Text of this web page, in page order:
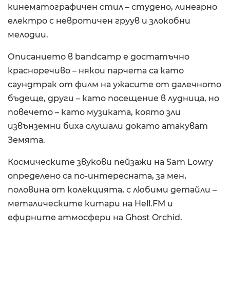
кинематографичен стил – студено, линеарно
електро с невротичен груув и злокобни
мелодии.
Описанието в bandcamp е достатъчно
красноречиво – някои парчета са като
саундтрак от филм на ужасите от далечното
бъдеще, други – като посещение в лудница, но
повечето – като музиката, която зли
извънземни биха слушали докато атакуват
Земята.
Космическите звукови пейзажи на Sam Lowry
определено са по-интересната, за мен,
половина от колекцията, с любими детайли –
металическите китари на Hell.FM и
ефирните атмосфери на Ghost Orchid.